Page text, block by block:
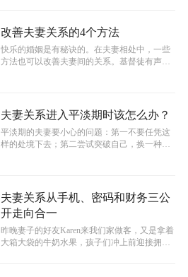
改善夫妻关系的4个方法
快乐的婚姻是有秘诀的。在夫妻相处中，一些
方法也可以改善夫妻间的关系。基督徒有声博
夫妻关系进入平淡期时该怎么办？
平淡期的夫妻要小心的问题：第一不要任凭这
样的处境下去；第二尝试突破自己，换一种眼
夫妻关系从手机、密码和财务三公
开走向合一
昨晚妻子的好友Karen来我们家做客，又是拿着
大箱大袋的牛奶水果，孩子们冲上前迎接拥抱